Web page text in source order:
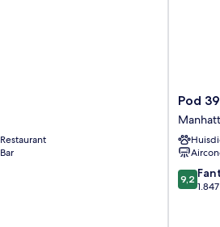
Restaurant
Bar
Pod
39
Pod 39
9.2
van
9,2